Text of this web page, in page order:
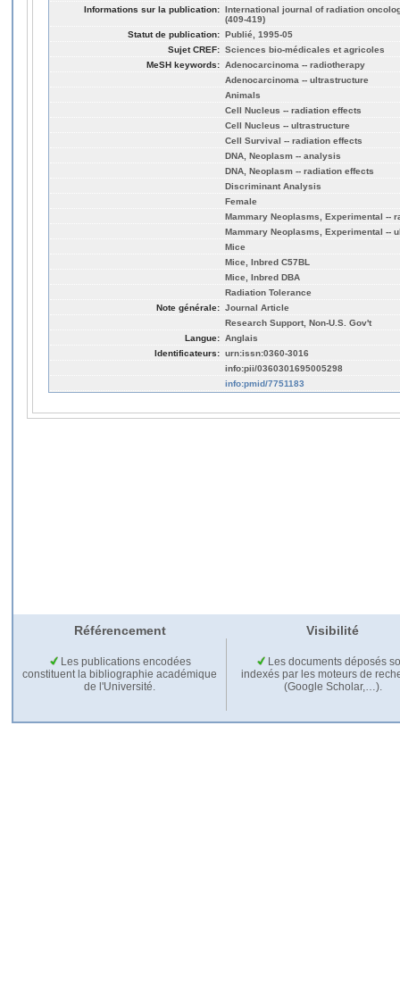
Informations sur la publication: International journal of radiation
(409-419)
Statut de publication: Publié, 1995-05
Sujet CREF: Sciences bio-médicales et agricoles
MeSH keywords: Adenocarcinoma -- radiotherapy
Adenocarcinoma -- ultrastructure
Animals
Cell Nucleus -- radiation effects
Cell Nucleus -- ultrastructure
Cell Survival -- radiation effects
DNA, Neoplasm -- analysis
DNA, Neoplasm -- radiation effects
Discriminant Analysis
Female
Mammary Neoplasms, Experimental --
Mammary Neoplasms, Experimental --
Mice
Mice, Inbred C57BL
Mice, Inbred DBA
Radiation Tolerance
Note générale: Journal Article
Research Support, Non-U.S. Gov't
Langue: Anglais
Identificateurs: urn:issn:0360-3016
info:pii/0360301695005298
info:pmid/7751183
Référencement Visibilité
Les publications encodées
constituent la bibliographie académique
de l'Université.
Les documents déposés
indexés par les moteurs de
(Google Scholar,…).